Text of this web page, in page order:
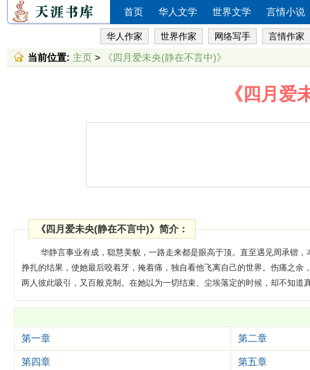
首页 华人文学 世界文学 言情小说
华人作家 世界作家 网络写手 言情作家
当前位置: 主页 > 《四月爱未央(静在不言中)》
《四月爱
《四月爱未央(静在不言中)》简介：
华静言事业有成，聪慧美貌，一路走来都是眼高于顶。直至遇见周承锴
挣扎的结果，使她最后咬着牙，掩着痛，独自看他飞离自己的世界。伤痛之
两人彼此吸引，又百般克制。在她以为一切结束、尘埃落定的时候，却不知
第一章 第二章
第四章 第五章